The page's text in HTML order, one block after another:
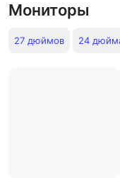
Мониторы
27 дюймов 24